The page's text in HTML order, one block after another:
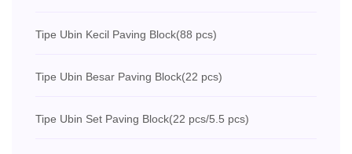
Tipe Ubin Kecil Paving Block(88 pcs)
Tipe Ubin Besar Paving Block(22 pcs)
Tipe Ubin Set Paving Block(22 pcs/5.5 pcs)